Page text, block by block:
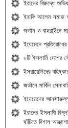
ইরানের বিরুদ্ধে
ইরাকি আলেম সমাজ
জর্ডান ও বাহরাইনে
ইয়েমেনে প্রতিরোধের
৮টি ইসলামি দেশের
ইসরায়েলিদের
জর্ডানে মার্কিন
ইয়েমেনের
ইরানের ইসলামী
ঘাঁটিতে বিশাল